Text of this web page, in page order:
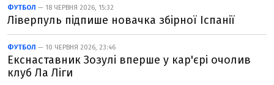
ФУТБОЛ — 18 ЧЕРВНЯ 2026, 15:32
Ліверпуль підпише новачка збірної Іспанії
ФУТБОЛ — 10 ЧЕРВНЯ 2026, 23:46
Екснаставник Зозулі вперше у кар'єрі очолив
клуб Ла Ліги